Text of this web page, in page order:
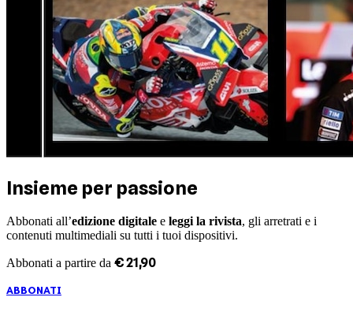
Insieme per passione
Abbonati all’edizione digitale e leggi la rivista, gli arretrati e i
contenuti multimediali su tutti i tuoi dispositivi.
Abbonati a partire da €21 ,90
ABBONATI